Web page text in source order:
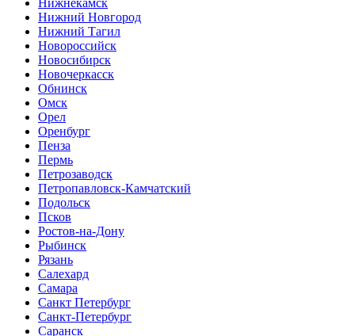
Нижнекамск
Нижний Новгород
Нижний Тагил
Новороссийск
Новосибирск
Новочеркасск
Обнинск
Омск
Орел
Оренбург
Пенза
Пермь
Петрозаводск
Петропавловск-Камчатский
Подольск
Псков
Ростов-на-Дону
Рыбинск
Рязань
Салехард
Самара
Санкт Петербург
Санкт-Петербург
Саранск